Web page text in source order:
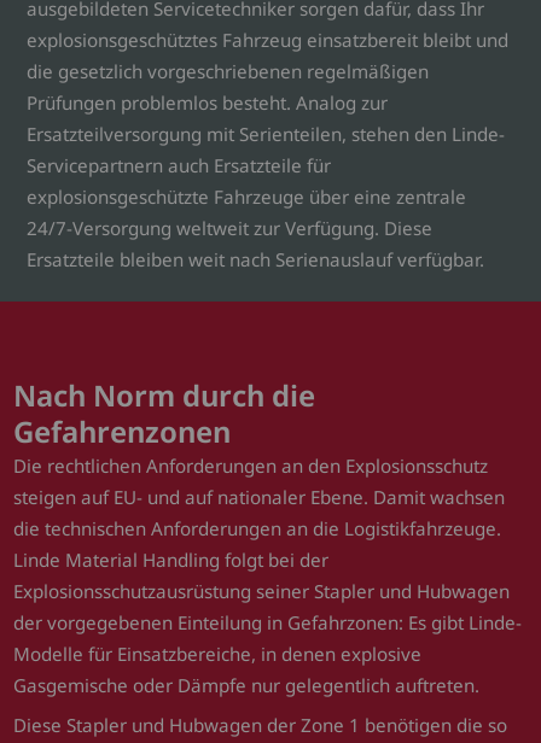
ausgebildeten Servicetechniker sorgen dafür, dass Ihr
explosionsgeschütztes Fahrzeug einsatzbereit bleibt und
die gesetzlich vorgeschriebenen regelmäßigen
Prüfungen problemlos besteht. Analog zur
Ersatzteilversorgung mit Serienteilen, stehen den Linde-
Servicepartnern auch Ersatzteile für
explosionsgeschützte Fahrzeuge über eine zentrale
24/7-Versorgung weltweit zur Verfügung. Diese
Ersatzteile bleiben weit nach Serienauslauf verfügbar.
Nach Norm durch die
Gefahrenzonen
Die rechtlichen Anforderungen an den Explosionsschutz
steigen auf EU- und auf nationaler Ebene. Damit wachsen
die technischen Anforderungen an die Logistikfahrzeuge.
Linde Material Handling folgt bei der
Explosionsschutzausrüstung seiner Stapler und Hubwagen
der vorgegebenen Einteilung in Gefahrzonen: Es gibt Linde-
Modelle für Einsatzbereiche, in denen explosive
Gasgemische oder Dämpfe nur gelegentlich auftreten.
Diese Stapler und Hubwagen der Zone 1 benötigen die so